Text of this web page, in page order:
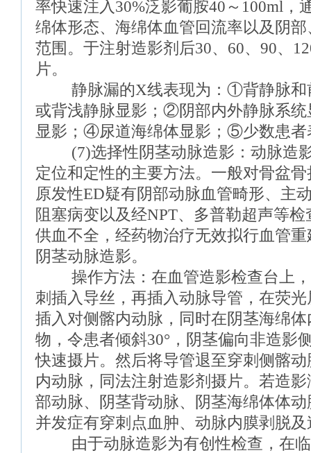
率快速注入30%泛影葡胺40～100ml，
绵体形态、海绵体血管回流率以及阴
范围。于注射造影剂后30、60、90、
片。
静脉漏的X线表现为：①背静脉和
或背浅静脉显影；②阴部内外静脉系
显影；④尿道海绵体显影；⑤少数患者
(7)选择性阴茎动脉造影：动脉造影
定位和定性的主要方法。一般对骨盆
原发性ED疑有阴部动脉血管畸形、主
阻塞病变以及经NPT、多普勒超声等
供血不全，经药物治疗无效拟行血管
阴茎动脉造影。
操作方法：在血管造影检查台上，
刺插入导丝，再插入动脉导管，在荧
插入对侧髂内动脉，同时在阴茎海绵
物，令患者倾斜30°，阴茎偏向非造影
快速摄片。然后将导管退至穿刺侧髂
内动脉，同法注射造影剂摄片。若造
部动脉、阴茎背动脉、阴茎海绵体体
并发症有穿刺点血肿、动脉内膜剥脱
由于动脉造影为有创性检查，在临